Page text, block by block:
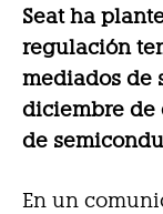
Seat ha
regulación
mediados de
diciembre de
de
En un